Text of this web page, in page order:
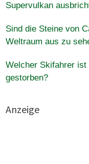
Supervulkan
Sind die Steine ​​von
Weltraum aus zu
Welcher Skifahrer ist
gestorben?
Anzeige